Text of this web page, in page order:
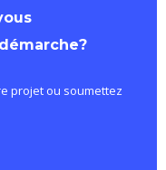
projet ou soumettez